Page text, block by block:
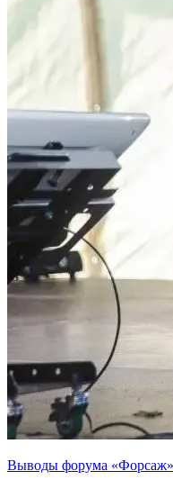
Выводы форума «Форсаж»: